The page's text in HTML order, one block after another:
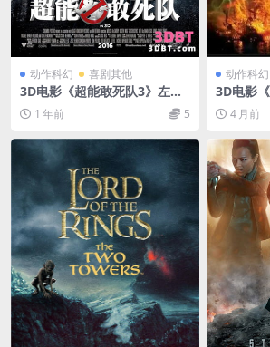
动作科幻 喜剧其他
3D电影《超能敢死队3》左右
格式3D版 《捉鬼敢死队3》 网
盘下载
1 年前 5
动作科幻
3D电影
右格式
影 4 月前